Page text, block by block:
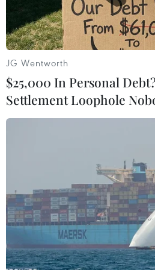
Khách hàng giao dịch chứng
Áp lực bán mạnh không
nội, nhà đầu tư nước ngoài
gần 1.700 tỷ đồng.
JG Wentworth
$25,000 In Personal
Settlement Loophole